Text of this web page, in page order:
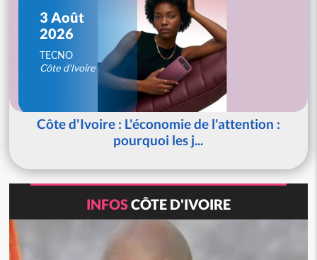
3 Août
2026
TECNO
Côte d'Ivoire
Côte d'Ivoire : L'économie de l'attention :
pourquoi les j...
INFOSCÔTE D'IVOIRE